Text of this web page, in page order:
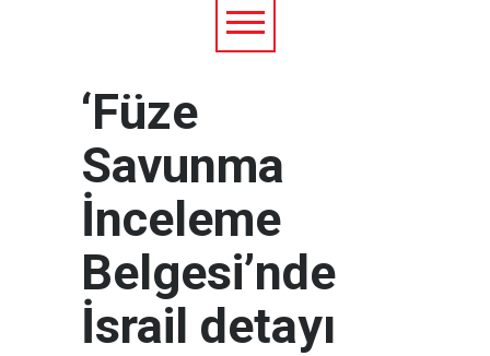
‘Füze
Savunma
İnceleme
Belgesi’nde
İsrail detayı